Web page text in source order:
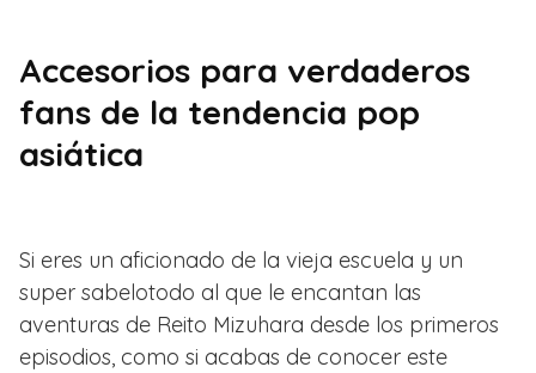
Accesorios para verdaderos
fans de la tendencia pop
asiática
Si eres un aficionado de la vieja escuela y un
super sabelotodo al que le encantan las
aventuras de Reito Mizuhara desde los primeros
episodios, como si acabas de conocer este